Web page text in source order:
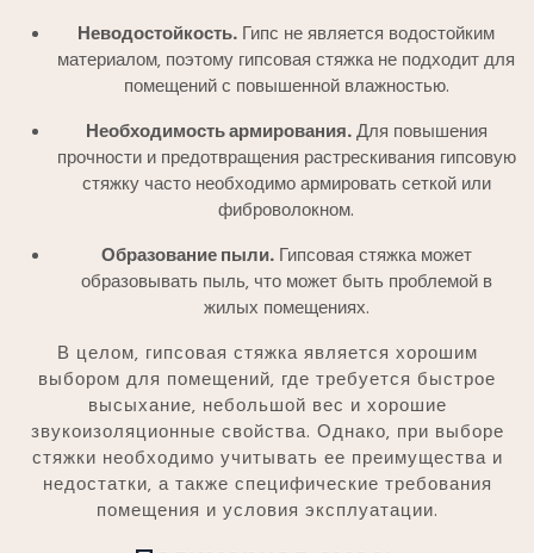
Неводостойкость. Гипс не является водостойким
материалом‚ поэтому гипсовая стяжка не подходит для
помещений с повышенной влажностью.
Необходимость армирования.Для повышения
прочности и предотвращения растрескивания гипсовую
стяжку часто необходимо армировать сеткой или
фиброволокном.
Образование пыли.Гипсовая стяжка может
образовывать пыль‚ что может быть проблемой в
жилых помещениях.
В целом‚ гипсовая стяжка является хорошим
выбором для помещений‚ где требуется быстрое
высыхание‚ небольшой вес и хорошие
звукоизоляционные свойства. Однако‚ при выборе
стяжки необходимо учитывать ее преимущества и
недостатки‚ а также специфические требования
помещения и условия эксплуатации.